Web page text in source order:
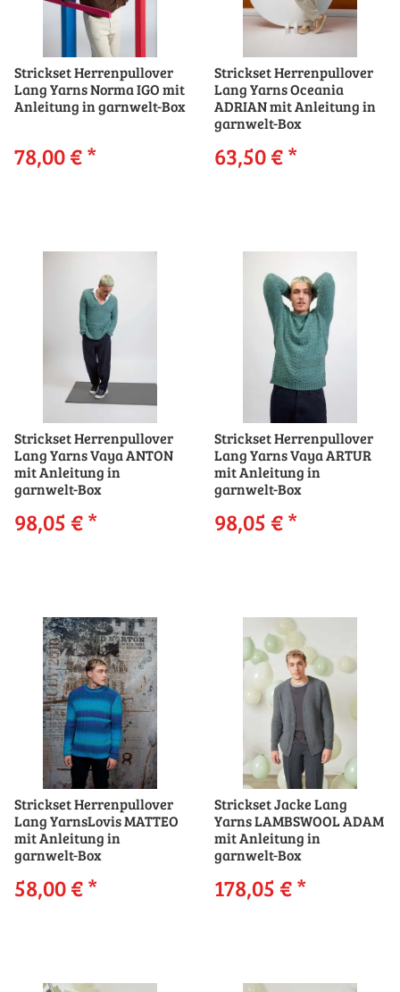
Strickset Herrenpullover
Lang Yarns Norma IGO mit
Anleitung in garnwelt-Box
78,00 €*
Strickset Herrenpullover
Lang Yarns Oceania
ADRIAN mit Anleitung in
garnwelt-Box
63,50 €*
Strickset Herrenpullover
Lang Yarns Vaya ANTON
mit Anleitung in
garnwelt-Box
98,05 €*
Strickset Herrenpullover
Lang Yarns Vaya ARTUR
mit Anleitung in
garnwelt-Box
98,05 €*
Strickset Herrenpullover
Lang YarnsLovis MATTEO
mit Anleitung in
garnwelt-Box
58,00 €*
Strickset Jacke Lang
Yarns LAMBSWOOL ADAM
mit Anleitung in
garnwelt-Box
178,05 €*